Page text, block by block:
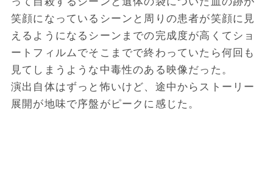
笑顔になっているシーンと周りの患者が笑顔に見
えるようになるシーンまでの完成度が高くてショ
ートフィルムでそこまでで終わっていたら何回も
見てしまうような中毒性のある映像だった。
演出自体はずっと怖いけど、途中からストーリー
展開が地味で序盤がピークに感じた。